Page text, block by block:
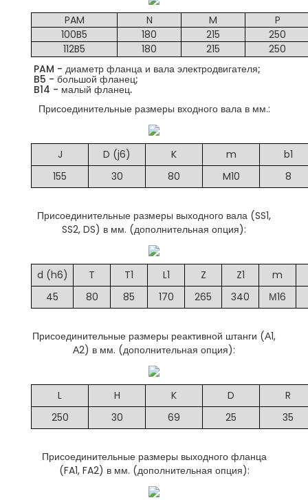
PAM N M
P
100B5
180 215
250
112B5
180 215
250
PAM - диаметр фланца и вала электродвигателя;
B5 - большой фланец;
B14 - малый фланец.
Присоединительные размеры входного вала в мм.:
J D (j6) K m
b1
155
30 80 M10 8
Присоединительные размеры выходного вала (SS1,
SS2, DS) в мм. (дополнительная опция):
d (h6) T T1 L1 Z Z1
m
45
80 85 170 265 340 М16
Присоединительные размеры реактивной штанги (А1,
А2) в мм. (дополнительная опция):
L H K D
R
250
30 69 25 35
Присоединительные размеры выходного фланца
(FA1, FA2) в мм. (дополнительная опция):